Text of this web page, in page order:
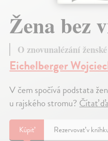
Žena bez
O znovunalézání
Eichelberger
V čem spočívá podstata
u rajského stromu?Čítať
Kúpiť Rezervovať v